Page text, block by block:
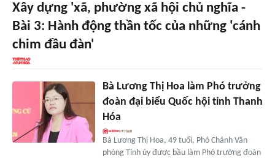
Xây dựng 'xã, phường xã hội chủ nghĩa -
Bài 3: Hành động thần tốc của những 'cánh
chim đầu đàn'
Bà Lương Thị Hoa làm Phó trưởng
đoàn đại biểu Quốc hội tỉnh Thanh
Hóa
Bà Lương Thị Hoa, 49 tuổi, Phó Chánh Văn
phòng Tỉnh ủy được bầu làm Phó trưởng đoàn